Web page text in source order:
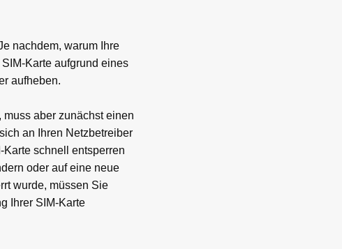
nachdem, warum Ihre
Karte aufgrund eines
aufheben.
aber zunächst einen
an Ihren Netzbetreiber
schnell entsperren
oder auf eine neue
wurde, müssen Sie
Ihrer SIM-Karte